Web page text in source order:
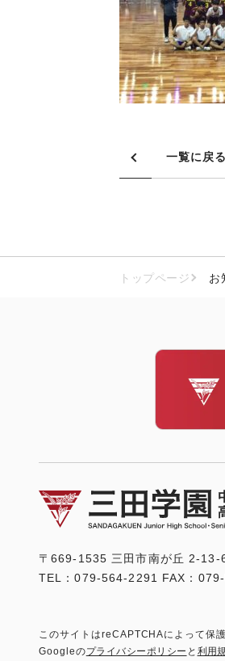
一覧に戻る
トップページ お
〒669-1535 三田市南が丘 2-13-
TEL：079-564-2291 FAX：
このサイトはreCAPTCHAによって保護
Googleのプライバシーポリシー と 利用